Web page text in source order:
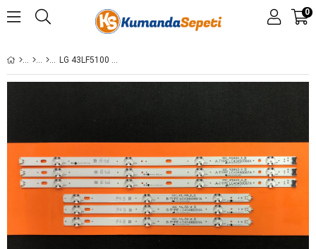
0
LG 43LF5100 HC430DUN-SLNX1 43LK5700PUA 43LM5700PUA SSC_43UK63 SSC_43LJ55 35918 35919 ES-1019 GEN-1019 SET-1019 STL1457T 43UF6407